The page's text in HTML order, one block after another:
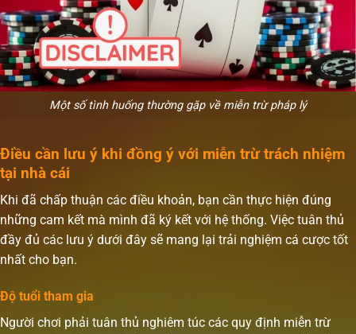
Một số tình huống thường gặp về miễn trừ pháp lý
Điều cần lưu ý khi đồng ý với miễn trừ trách nhiệm
tại nhà cái
Khi đã chấp thuận các điều khoản, bạn cần thực hiện đúng
những cam kết mà mình đã ký kết với hệ thống. Việc tuân thủ
đầy đủ các lưu ý dưới đây sẽ mang lại trải nghiệm cá cược tốt
nhất cho bạn.
Độ tuổi tham gia
Người chơi phải tuân thủ nghiêm túc các quy định miễn trừ